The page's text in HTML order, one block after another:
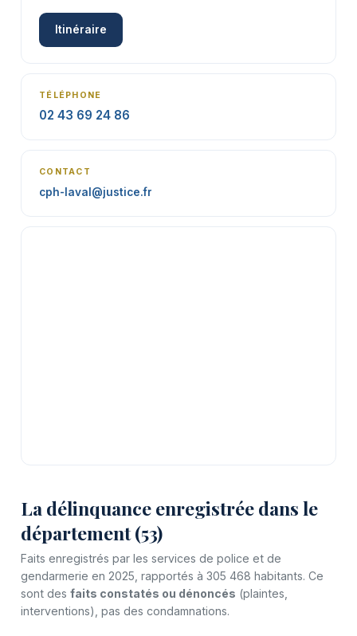
Itinéraire
TÉLÉPHONE
02 43 69 24 86
CONTACT
cph-laval@justice.fr
La délinquance enregistrée dans le
département (53)
Faits enregistrés par les services de police et de
gendarmerie en 2025, rapportés à 305 468 habitants. Ce
sont des faits constatés ou dénoncés (plaintes,
interventions), pas des condamnations.